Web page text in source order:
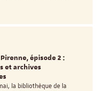
épisode 2 :
et archives
la bibliothèque de la